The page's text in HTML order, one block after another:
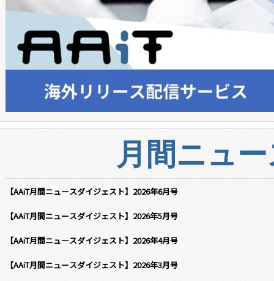
月間ニュ
【AAiT月間ニュースダイジェスト】2026年6月号
【AAiT月間ニュースダイジェスト】2026年5月号
【AAiT月間ニュースダイジェスト】2026年4月号
【AAiT月間ニュースダイジェスト】2026年3月号